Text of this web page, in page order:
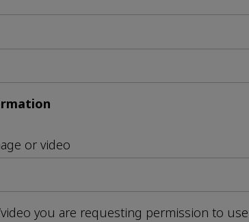
or video
you are requesting permission to